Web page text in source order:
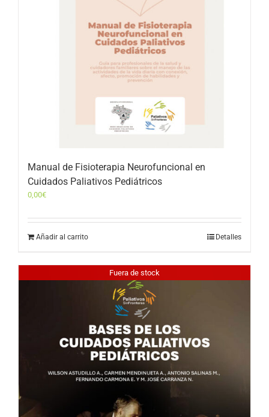
Manual de Fisioterapia Neurofuncional en
Cuidados Paliativos Pediátricos
0,00€
Añadir al carrito Detalles
Fuera de stock